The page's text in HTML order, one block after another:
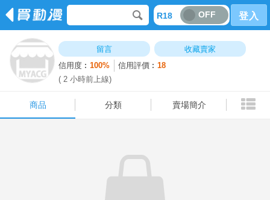
R18 OFF 登入
留言
收藏賣家
信用度︰100% 信用評價︰18
( 2 小時前上線)
商品 分類 賣場簡介
商品 分類 賣場簡介